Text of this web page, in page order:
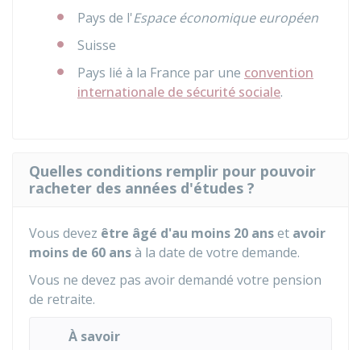
Pays de l'Espace économique européen
Suisse
Pays lié à la France par une convention
internationale de sécurité sociale.
Quelles conditions remplir pour pouvoir
racheter des années d'études ?
Vous devez être âgé d'au moins 20 anset avoir
moins de 60 ansà la date de votre demande.
Vous ne devez pas avoir demandé votre pension
de retraite.
À savoir